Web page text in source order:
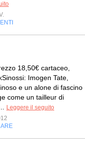
18,50€ cartaceo,
Imogen Tate,
e un alone di fascino
come un tailleur di
Leggere il seguito